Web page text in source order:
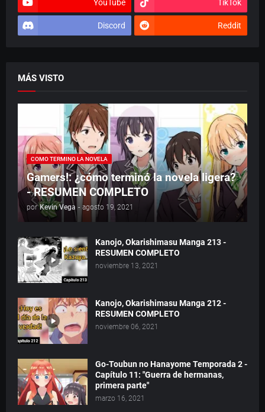
YouTube TikTok
Discord Reddit
MÁS VISTO
COMO TERMINO LA NOVELA
Gamers!: ¿cómo terminó la novela ligera?
- RESUMEN COMPLETO
por Kevin Vega - agosto 19, 2021
Kanojo, Okarishimasu Manga 213 -
RESUMEN COMPLETO
noviembre 13, 2021
Kanojo, Okarishimasu Manga 212 -
RESUMEN COMPLETO
noviembre 06, 2021
Go-Toubun no Hanayome Temporada 2 -
Capítulo 11: "Guerra de hermanas,
primera parte"
marzo 16, 2021